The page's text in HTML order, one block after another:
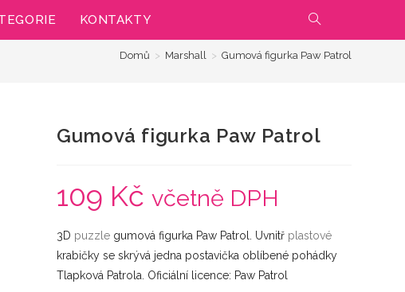
KONTAKTY PŘEPNOUT
VYHLEDÁVÁNÍ
WEBU
Domů > Marshall > Gumová figurka Paw Patrol
Gumová figurka Paw Patrol
109 Kč včetně DPH
3D puzzle gumová figurka Paw Patrol. Uvnitř plastové
krabičky se skrývá jedna postavička oblíbené pohádky
Tlapková Patrola. Oficiální licence: Paw Patrol